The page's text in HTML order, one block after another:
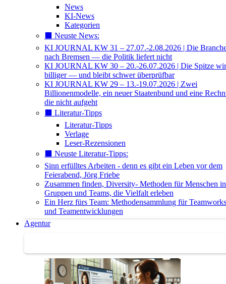
News
KI-News
Kategorien
⬛️ Neuste News:
KI JOURNAL KW 31 – 27.07.-2.08.2026 | Die
nach Bremsen — die Politik liefert nicht
KI JOURNAL KW 30 – 20.-26.07.2026 | Die Spitze
billiger — und bleibt schwer überprüfbar
KI JOURNAL KW 29 – 13.-19.07.2026 | Zwei
Billionenmodelle, ein neuer Staatenbund und eine
die nicht aufgeht
⬛️ Literatur-Tipps
Literatur-Tipps
Verlage
Leser-Rezensionen
⬛️ Neuste Literatur-Tipps:
Sinn erfülltes Arbeiten - denn es gibt ein Leben vor dem
Feierabend, Jörg Friebe
Zusammen finden, Diversity- Methoden für Menschen in
Gruppen und Teams, die Vielfalt erleben
Ein Herz fürs Team: Methodensammlung für
und Teamentwicklungen
Agentur